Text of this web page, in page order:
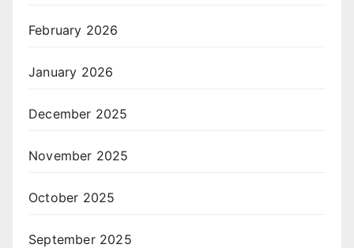
February 2026
January 2026
December 2025
November 2025
October 2025
September 2025